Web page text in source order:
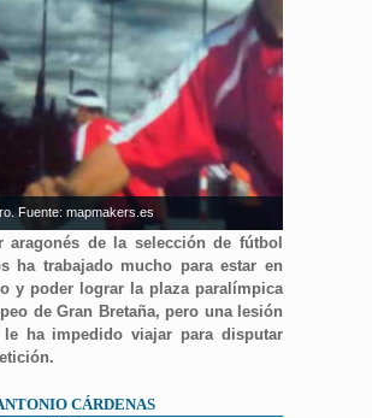
Fuente: mapmakers.es
aragonés de la selección de fútbol
ha trabajado mucho para estar en
y poder lograr la plaza paralímpica
de Gran Bretaña, pero una lesión
ha impedido viajar para disputar
CÁRDENAS